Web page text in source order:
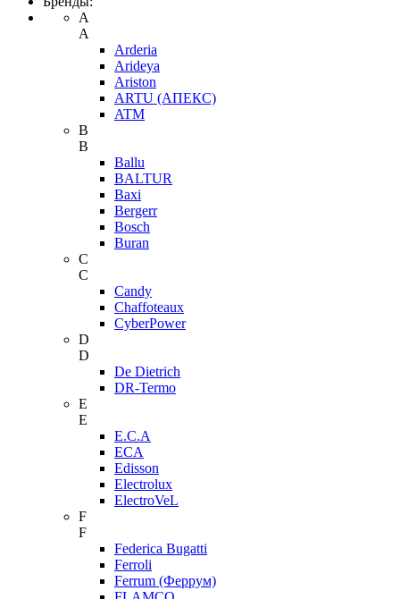
A
A
Arderia
Arideya
Ariston
ARTU (АПЕКС)
ATM
B
B
Ballu
BALTUR
Baxi
Bergerr
Bosch
Buran
C
C
Candy
Chaffoteaux
CyberPower
D
D
De Dietrich
DR-Termo
E
E
E.C.A
ECA
Edisson
Electrolux
ElectroVeL
F
F
Federica Bugatti
Ferroli
Ferrum (Феррум)